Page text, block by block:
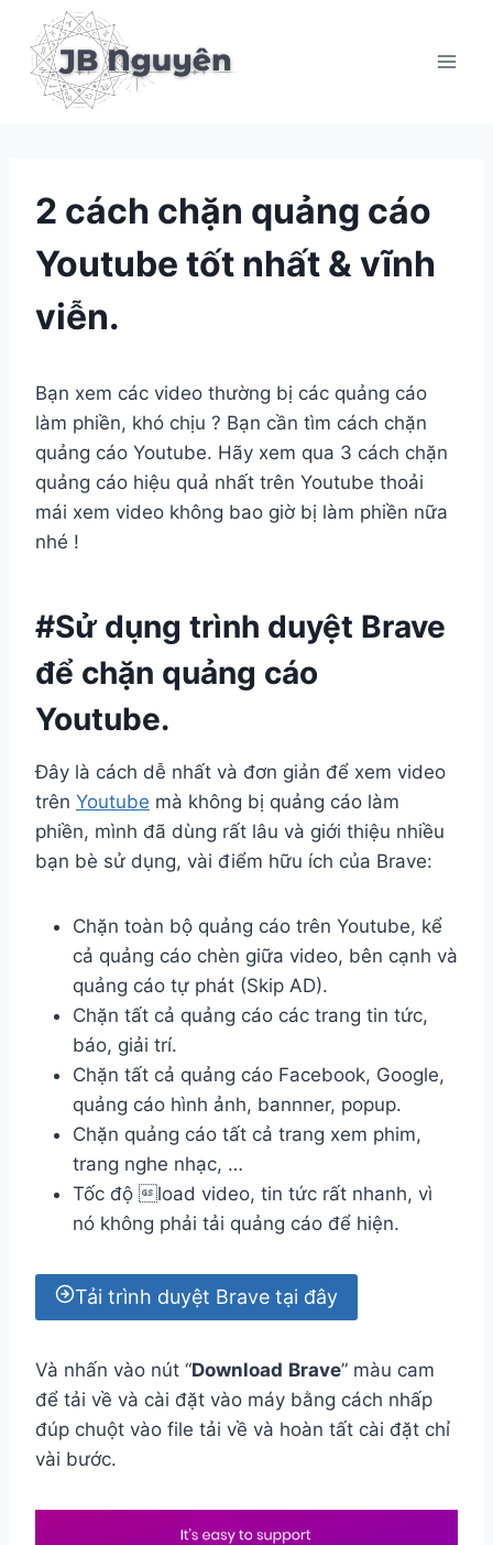
content
2 cách chặn quảng cáo
Youtube tốt nhất & vĩnh
viễn.
Bạn xem các video thường bị các quảng cáo
làm phiền, khó chịu ? Bạn cần tìm cách chặn
quảng cáo Youtube. Hãy xem qua 3 cách chặn
quảng cáo hiệu quả nhất trên Youtube thoải
mái xem video không bao giờ bị làm phiền nữa
nhé !
#Sử dụng trình duyệt Brave
để chặn quảng cáo
Youtube.
Đây là cách dễ nhất và đơn giản để xem video
trên Youtube mà không bị quảng cáo làm
phiền, mình đã dùng rất lâu và giới thiệu nhiều
bạn bè sử dụng, vài điểm hữu ích của Brave:
Chặn toàn bộ quảng cáo trên Youtube, kể
cả quảng cáo chèn giữa video, bên cạnh và
quảng cáo tự phát (Skip AD).
Chặn tất cả quảng cáo các trang tin tức,
báo, giải trí.
Chặn tất cả quảng cáo Facebook, Google,
quảng cáo hình ảnh, bannner, popup.
Chặn quảng cáo tất cả trang xem phim,
trang nghe nhạc, …
Tốc độ load video, tin tức rất nhanh, vì
nó không phải tải quảng cáo để hiện.
Tải trình duyệt Brave tại đây
Và nhấn vào nút “Download Brave” màu cam
để tải về và cài đặt vào máy bằng cách nhấp
đúp chuột vào file tải về và hoàn tất cài đặt chỉ
vài bước.